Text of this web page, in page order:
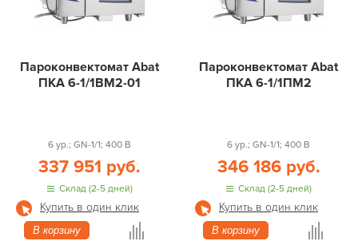
Пароконвектомат Abat
ПКА 6-1/1ВМ2-01
6 ур.; GN-1/1; 400 В
337 951 руб.
Склад (2-5 дней)
Купить в один клик
В корзину
Пароконвектомат Abat
ПКА 6-1/1ПМ2
6 ур.; GN-1/1; 400 В
346 186 руб.
Склад (2-5 дней)
Купить в один клик
В корзину